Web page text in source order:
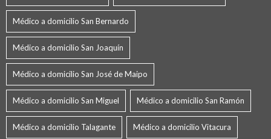
Médico a domicilio San Bernardo
Médico a domicilio San Joaquín
Médico a domicilio San José de Maipo
Médico a domicilio San Miguel Médico a domicilio San Ramón
Médico a domicilio Talagante Médico a domicilio Vitacura